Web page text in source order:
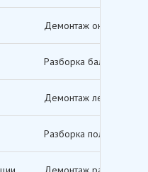
Демонтаж оконных и
Разборка балконов и
Демонтаж лестничных
Разборка полов,